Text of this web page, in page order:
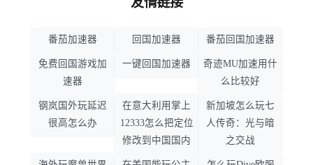
友情链接
番茄加速器 回国加速器 番茄回国加速器
免费回国游戏加
速器
一键回国加速器
奇迹MU加速用什
么比较好
钢岚国外玩延迟
很高怎么办
在意大利用掌上
12333怎么把定位
修改到中国国内
新加坡怎么玩七
人传奇：光与暗
之交战